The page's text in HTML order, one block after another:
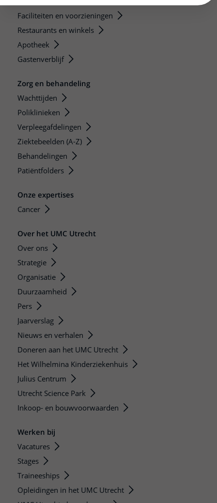
Faciliteiten en voorzieningen
Restaurants en winkels
Apotheek
Gastenverblijf
Zorg en behandeling
Wachttijden
Poliklinieken
Verpleegafdelingen
Ziektebeelden (A-Z)
Behandelingen
Patiëntfolders
Onze expertises
Cancer
Over het UMC Utrecht
Over ons
Strategie
Organisatie
Duurzaamheid
Pers
Jaarverslag
Nieuws en verhalen
Doneren aan het UMC Utrecht
Het Wilhelmina Kinderziekenhuis
Julius Centrum
Utrecht Science Park
Inkoop- en bouwvoorwaarden
Werken bij
Vacatures
Stages
Traineeships
Opleidingen in het UMC Utrecht